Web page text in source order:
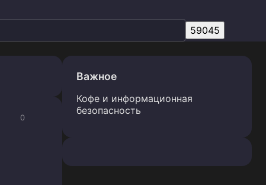
0
Важное
Кофе и информационная
безопасность